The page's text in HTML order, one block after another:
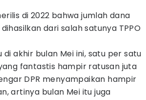
di 2022 bahwa jumlah dana
dari salah satunya TPPO
di akhir bulan Mei ini, satu per satu
fantastis hampir ratusan juta
DPR menyampaikan hampir
artinya bulan Mei itu juga